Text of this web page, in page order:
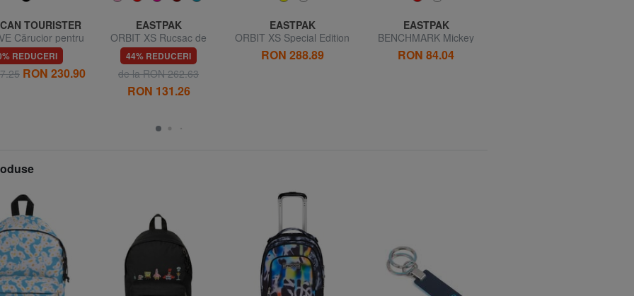
TOURISTER
Cărucior pentru
de mână
REDUCERI
RON 230.90
EASTPAK
ORBIT XS Rucsac de
dimensiuni mici
44% REDUCERI
de la RON 262.63
RON 131.26
EASTPAK
ORBIT XS Special Edition
Rucsac mic
RON 288.89
EASTPAK
BENCHMARK Mickey
Mouse Penar
RON 84.04